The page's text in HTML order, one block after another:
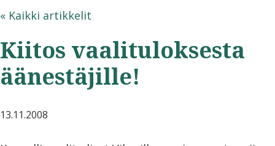
« Kaikki artikkelit
Kiitos vaalituloksesta
äänestäjille!
13.11.2008